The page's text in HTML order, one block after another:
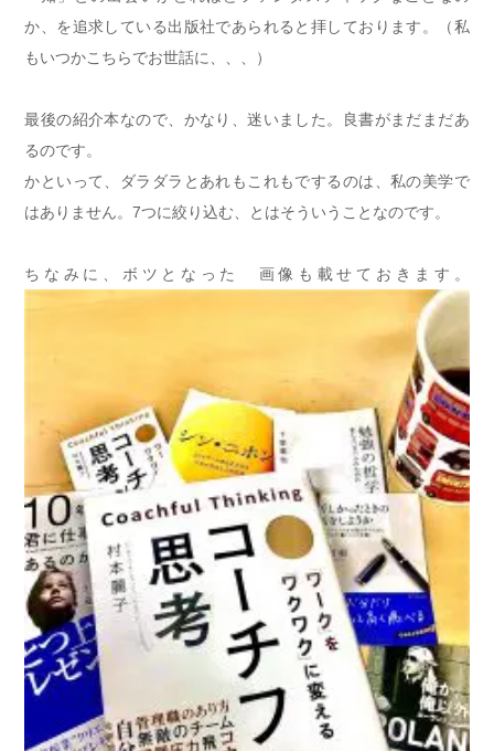
か、を追求している出版社であられると拝しております。（私
もいつかこちらでお世話に、、、）
最後の紹介本なので、かなり、迷いました。良書がまだまだあ
るのです。
かといって、ダラダラとあれもこれもでするのは、私の美学で
はありません。7つに絞り込む、とはそういうことなのです。
ちなみに、ボツとなった 画像も載せておきます。